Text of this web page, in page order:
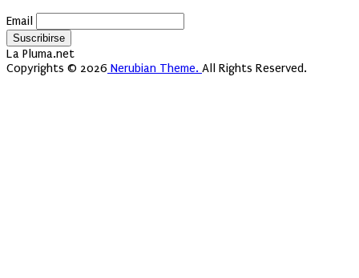
Email
La Pluma.net
Copyrights © 2026 Nerubian Theme. All Rights Reserved.